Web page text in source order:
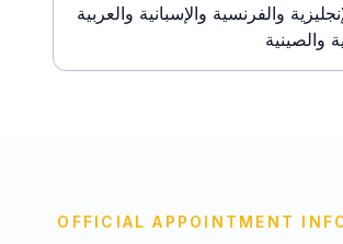
والفرنسية والإسبانية والعربية
والصينية
OFFICIAL APPOINTMENT